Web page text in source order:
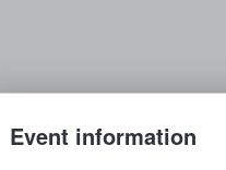
Event information